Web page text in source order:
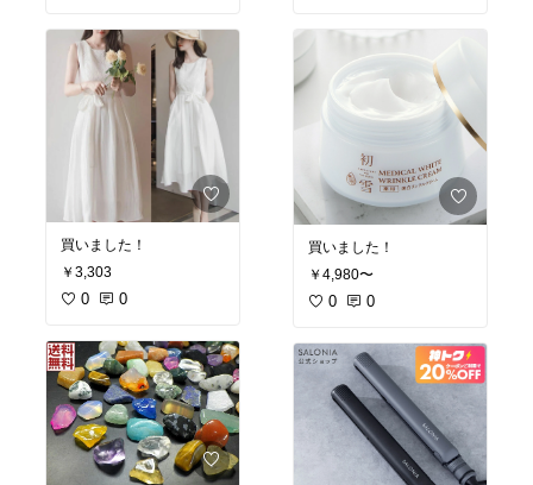
買いました！
￥3,303
0 0
買いました！
￥4,980〜
0 0